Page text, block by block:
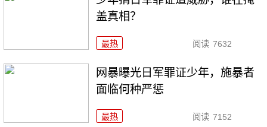
盖真相？
最热 阅读 7632
网暴曝光日军罪证少年，施暴者
面临何种严惩
最热 阅读 7152